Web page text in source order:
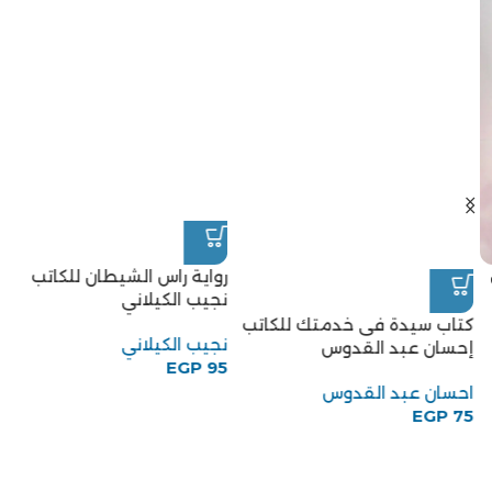
كتاب سيدة فى خدمتك للكاتب
إحسان عبد القدوس
احسان عبد القدوس
EGP75
رواية راس الشيطان للكاتب
نجيب الكيلاني
نجيب الكيلاني
EGP95